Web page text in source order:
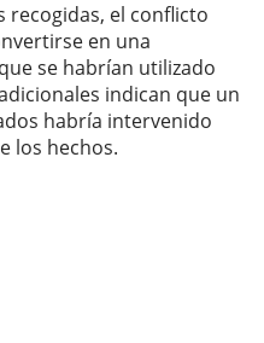
recogidas, el conflicto
en una
se habrían utilizado
indican que un
habría intervenido
los hechos.